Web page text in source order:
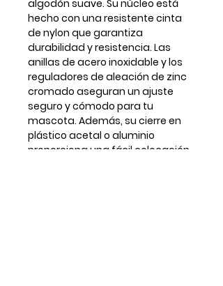
algodón suave. Su núcleo está
hecho con una resistente cinta
de nylon que garantiza
durabilidad y resistencia. Las
anillas de acero inoxidable y los
reguladores de aleación de zinc
cromado aseguran un ajuste
seguro y cómodo para tu
mascota. Además, su cierre en
plástico acetal o aluminio
proporciona una fácil colocación